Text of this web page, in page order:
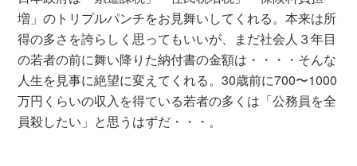
増」のトリプルパンチをお見舞いしてくれる。本来は所
得の多さを誇らしく思ってもいいが、まだ社会人３年目
の若者の前に舞い降りた納付書の金額は・・・・そんな
人生を見事に絶望に変えてくれる。30歳前に700〜1000
万円くらいの収入を得ている若者の多くは「公務員を全
員殺したい」と思うはずだ・・・。